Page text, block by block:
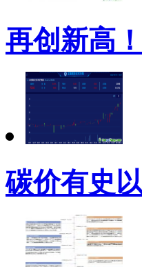
再创新高
碳价有史